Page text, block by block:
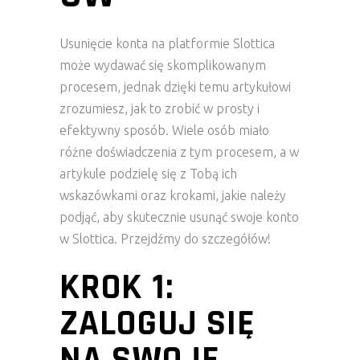
Usunięcie konta na platformie Slottica
może wydawać się skomplikowanym
procesem, jednak dzięki temu artykułowi
zrozumiesz, jak to zrobić w prosty i
efektywny sposób. Wiele osób miało
różne doświadczenia z tym procesem, a w
artykule podzielę się z Tobą ich
wskazówkami oraz krokami, jakie należy
podjąć, aby skutecznie usunąć swoje konto
w Slottica. Przejdźmy do szczegółów!
KROK 1:
ZALOGUJ SIĘ